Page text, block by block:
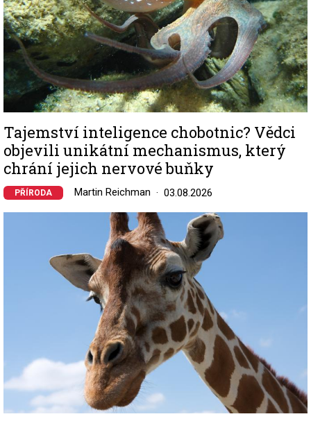
Tajemství inteligence chobotnic? Vědci
objevili unikátní mechanismus, který
chrání jejich nervové buňky
PŘÍRODA Martin Reichman 03.08.2026